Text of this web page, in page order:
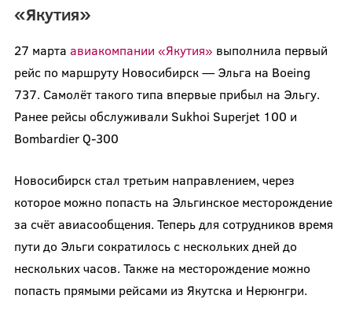
«Якутия»
27 марта авиакомпании «Якутия» выполнила первый
рейс по маршруту Новосибирск — Эльга на Boeing
737. Самолёт такого типа впервые прибыл на Эльгу.
Ранее рейсы обслуживали Sukhoi Superjet 100 и
Bombardier Q-300
Новосибирск стал третьим направлением, через
которое можно попасть на Эльгинское месторождение
за счёт авиасообщения. Теперь для сотрудников время
пути до Эльги сократилось с нескольких дней до
нескольких часов. Также на месторождение можно
попасть прямыми рейсами из Якутска и Нерюнгри.